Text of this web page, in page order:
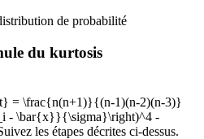
de probabilité
du kurtosis
= \frac{n(n+1)}{(n-1)(n-2)(n-3)}
- \bar{x}}{\sigma}\right)^4 -
les étapes décrites ci-dessus.